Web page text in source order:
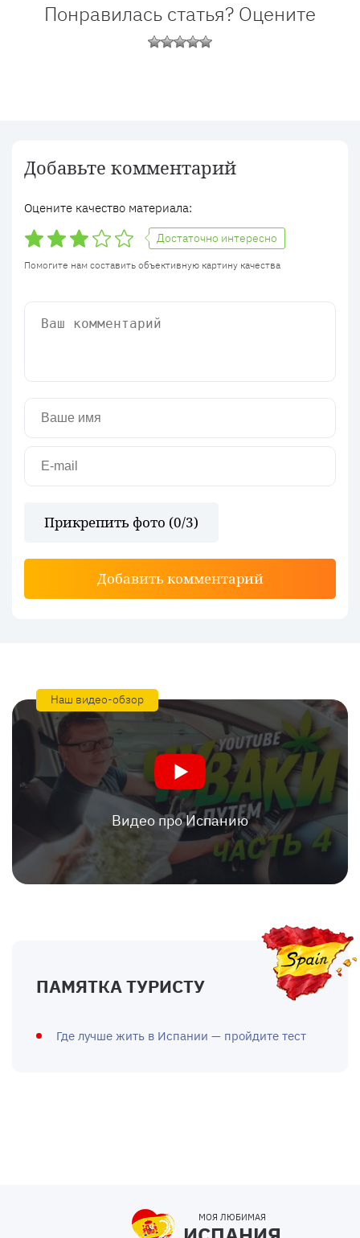
Понравилась статья? Оцените
Добавьте комментарий
Оцените качество материала:
Достаточно интересно
Помогите нам составить объективную картину качества
Прикрепить фото (0/3)
Добавить комментарий
Наш видео-обзор
Видео про Испанию
ПАМЯТКА ТУРИСТУ
Где лучше жить в Испании — пройдите тест
МОЯ ЛЮБИМАЯ